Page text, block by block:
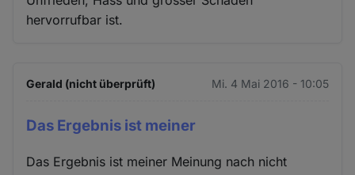
hervorrufbar ist.
Gerald (nicht überprüft) Mi. 4 Mai 2016 - 10:05
Das Ergebnis ist meiner
Das Ergebnis ist meiner Meinung nach nicht